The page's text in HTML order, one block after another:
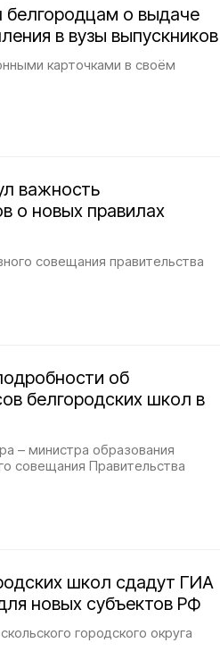
белгородцам о выдаче
в вузы выпускников
карточками в своём
важность
о новых правилах
совещания правительства
об
белгородских школ в
– министра образования
совещания Правительства
школ сдадут ГИА
новых субъектов РФ
городского округа